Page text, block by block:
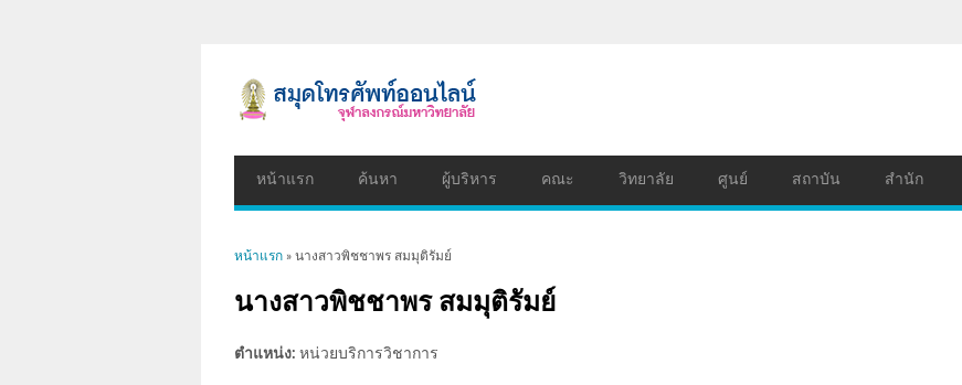
หน้าแรก ค้นหา ผู้บริหาร คณะ วิทยาลัย ศูนย์ สถาบัน สำนัก
คุณอยู่ที่นี่
หน้าแรก » นางสาวพิชชาพร สมมุติรัมย์
นางสาวพิชชาพร สมมุติรัมย์
ตำแหน่ง: หน่วยบริการวิชาการ